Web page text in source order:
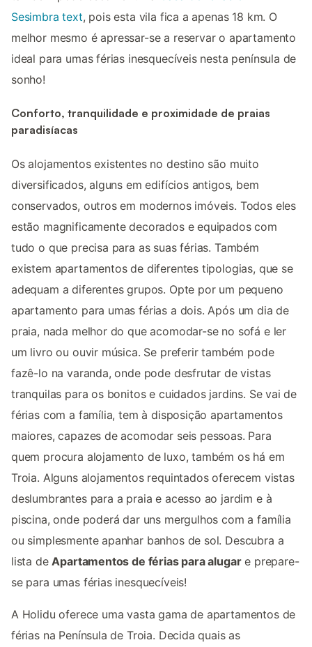
Sesimbra text, pois esta vila fica a apenas 18 km. O
melhor mesmo é apressar-se a reservar o apartamento
ideal para umas férias inesquecíveis nesta península de
sonho!
Conforto, tranquilidade e proximidade de praias
paradisíacas
Os alojamentos existentes no destino são muito
diversificados, alguns em edifícios antigos, bem
conservados, outros em modernos imóveis. Todos eles
estão magnificamente decorados e equipados com
tudo o que precisa para as suas férias. Também
existem apartamentos de diferentes tipologias, que se
adequam a diferentes grupos. Opte por um pequeno
apartamento para umas férias a dois. Após um dia de
praia, nada melhor do que acomodar-se no sofá e ler
um livro ou ouvir música. Se preferir também pode
fazê-lo na varanda, onde pode desfrutar de vistas
tranquilas para os bonitos e cuidados jardins. Se vai de
férias com a família, tem à disposição apartamentos
maiores, capazes de acomodar seis pessoas. Para
quem procura alojamento de luxo, também os há em
Troia. Alguns alojamentos requintados oferecem vistas
deslumbrantes para a praia e acesso ao jardim e à
piscina, onde poderá dar uns mergulhos com a família
ou simplesmente apanhar banhos de sol. Descubra a
lista de Apartamentos de férias para alugare prepare-
se para umas férias inesquecíveis!
A Holidu oferece uma vasta gama de apartamentos de
férias na Península de Troia. Decida quais as